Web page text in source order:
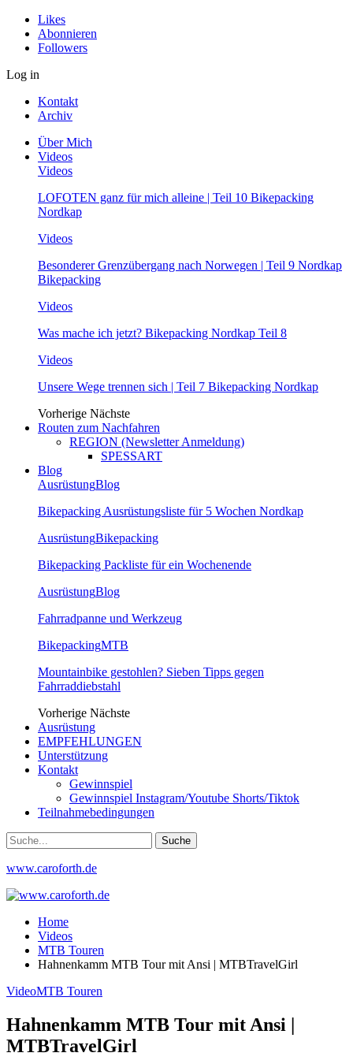
Likes
Abonnieren
Followers
Log in
Kontakt
Archiv
Über Mich
Videos
Videos
LOFOTEN ganz für mich alleine | Teil 10 Bikepacking
Nordkap
Videos
Besonderer Grenzübergang nach Norwegen | Teil 9 Nordkap
Bikepacking
Videos
Was mache ich jetzt? Bikepacking Nordkap Teil 8
Videos
Unsere Wege trennen sich | Teil 7 Bikepacking Nordkap
Vorherige Nächste
Routen zum Nachfahren
REGION (Newsletter Anmeldung)
SPESSART
Blog
AusrüstungBlog
Bikepacking Ausrüstungsliste für 5 Wochen Nordkap
AusrüstungBikepacking
Bikepacking Packliste für ein Wochenende
AusrüstungBlog
Fahrradpanne und Werkzeug
BikepackingMTB
Mountainbike gestohlen? Sieben Tipps gegen
Fahrraddiebstahl
Vorherige Nächste
Ausrüstung
EMPFEHLUNGEN
Unterstützung
Kontakt
Gewinnspiel
Gewinnspiel Instagram/Youtube Shorts/Tiktok
Teilnahmebedingungen
www.caroforth.de
Home
Videos
MTB Touren
Hahnenkamm MTB Tour mit Ansi | MTBTravelGirl
VideoMTB Touren
Hahnenkamm MTB Tour mit Ansi |
MTBTravelGirl